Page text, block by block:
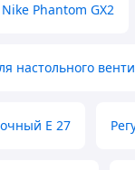
Phantom GX2
настольного
E 27